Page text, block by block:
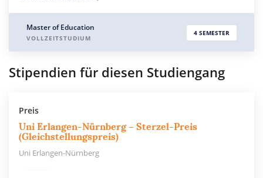
Master of Education
VOLLZEITSTUDIUM
4 SEMESTER
Stipendien für diesen Studiengang
Preis
Uni Erlangen-Nürnberg – Sterzel-Preis
(Gleichstellungspreis)
Uni Erlangen-Nürnberg